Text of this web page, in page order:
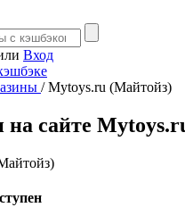
Вход
/ Mytoys.ru (Майтойз)
сайте